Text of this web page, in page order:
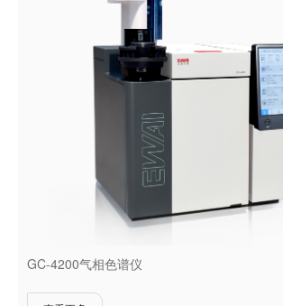
GC-4200气相色谱仪